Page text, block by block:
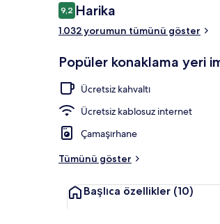
Yorumlar
9,29,2/10
Harika
1.032 yorumun tümünü göster
Popüler konaklama yeri
Ücretsiz kahvaltı
Ücretsiz kablosuz internet
Çamaşırhane
Tümünü göster
Başlıca özellikler (10)